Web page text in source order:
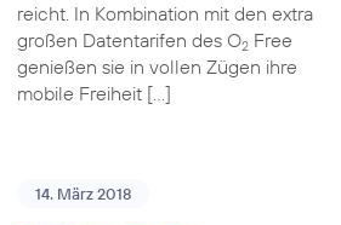
reicht. In Kombination mit den extra
großen Datentarifen des O2Free
genießen sie in vollen Zügen ihre
mobile Freiheit […]
14. März 2018